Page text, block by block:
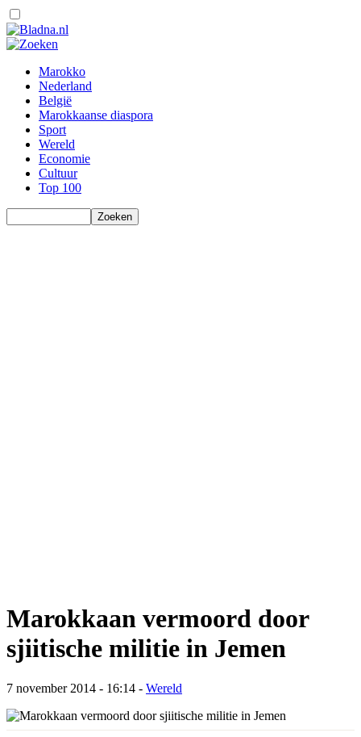
Marokko
Nederland
België
Marokkaanse diaspora
Sport
Wereld
Economie
Cultuur
Top 100
Marokkaan vermoord door
sjiitische militie in Jemen
7 november 2014 - 16:14 - Wereld